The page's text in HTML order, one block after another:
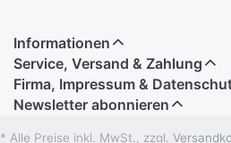
Informationen
Service, Versand & Zahlung
Firma, Impressum &
Newsletter abonnieren
* Alle Preise inkl. MwSt., zzgl.